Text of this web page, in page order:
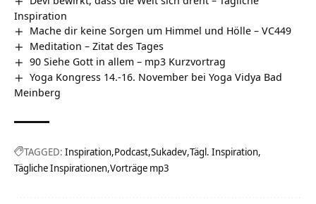
Inspiration
Mache dir keine Sorgen um Himmel und Hölle – VC449
Meditation – Zitat des Tages
90 Siehe Gott in allem – mp3 Kurzvortrag
Yoga Kongress 14.-16. November bei Yoga Vidya Bad
Meinberg
TAGGED: Inspiration Podcast Sukadev Tägl. Inspiration
Tägliche Inspirationen Vorträge mp3